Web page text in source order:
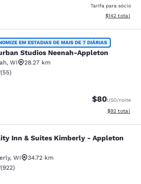
Tarifa para sócio
Exibir
$142 total
Neenah-Appleton
EM ESTADIAS DE MAIS DE 7 DIÁRIAS
Studios Neenah-Appleton
, WI
28.27 km
2.71 estrelas. Razoável. 55 avaliações
(55)
$80USD/noite
Exibir
$92 total
Suites Kimberly -
Inn & Suites Kimberly - Appleton
, WI
34.72 km
3.74 estrelas. Bom. 922 avaliações
(922)